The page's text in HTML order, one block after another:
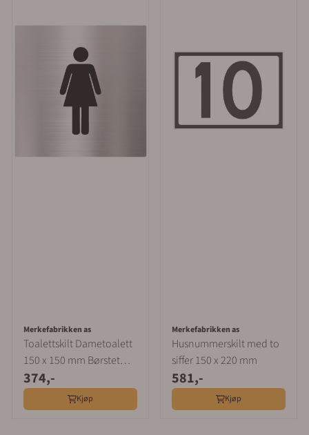
Merkefabrikken as
Toalettskilt Dametoalett
150 x 150 mm Børstet
Aluminium
374,-
Kjøp
Merkefabrikken as
Husnummerskilt med to
siffer 150 x 220 mm
581,-
Kjøp